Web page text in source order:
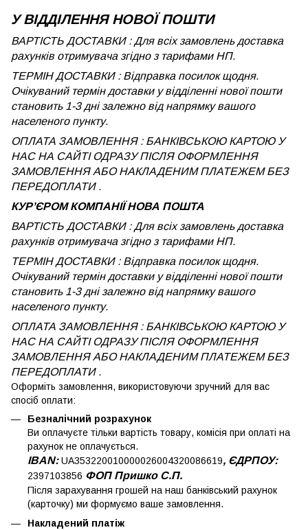
У ВІДДІЛЕННЯ НОВОЇ ПОШТИ
ВАРТІСТЬ ДОСТАВКИ : Для всіх замовлень доставка
рахунків отримувача згідно з тарифами НП.
ТЕРМІН ДОСТАВКИ : Відправка посилок щодня.
Очікуваний термін доставки у відділенні нової пошти
становить 1-3 дні залежно від напрямку вашого
населеного пункту.
ОПЛАТА ЗАМОВЛЕННЯ : БАНКІВСЬКОЮ КАРТОЮ У
НАС НА САЙТІ ОДРАЗУ ПІСЛЯ ОФОРМЛЕННЯ
ЗАМОВЛЕННЯ АБО НАКЛАДЕНИМ ПЛАТЕЖЕМ БЕЗ
ПЕРЕДОПЛАТИ .
КУРʼЄРОМ КОМПАНІЇ НОВА ПОШТА
ВАРТІСТЬ ДОСТАВКИ : Для всіх замовлень доставка
рахунків отримувача згідно з тарифами НП.
ТЕРМІН ДОСТАВКИ : Відправка посилок щодня.
Очікуваний термін доставки у відділенні нової пошти
становить 1-3 дні залежно від напрямку вашого
населеного пункту.
ОПЛАТА ЗАМОВЛЕННЯ : БАНКІВСЬКОЮ КАРТОЮ У
НАС НА САЙТІ ОДРАЗУ ПІСЛЯ ОФОРМЛЕННЯ
ЗАМОВЛЕННЯ АБО НАКЛАДЕНИМ ПЛАТЕЖЕМБЕЗ
ПЕРЕДОПЛАТИ .
Оформіть замовлення, використовуючи зручний для вас
спосіб оплати:
Безналічний розрахунок
Ви оплачуєте тільки вартість товару, комісія при оплаті на
рахунок не оплачується.
IBAN:UA353220010000026004320086619, ЄДРПОУ:
2397103856 ФОП Пришко С.П.
Після зарахування грошей на наш банківський рахунок
(карточку) ми формуємо ваше замовлення.
Накладений платіж